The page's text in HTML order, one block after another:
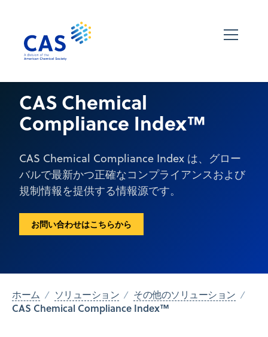
CAS Chemical
Compliance Index™
CAS Chemical Compliance Index は、グロー
バルで最新かつ正確なコンプライアンスおよび
規制情報を提供する情報源です。
お問い合わせはこちらから
ホーム ソリューション その他のソリューション
CAS Chemical Compliance Index™